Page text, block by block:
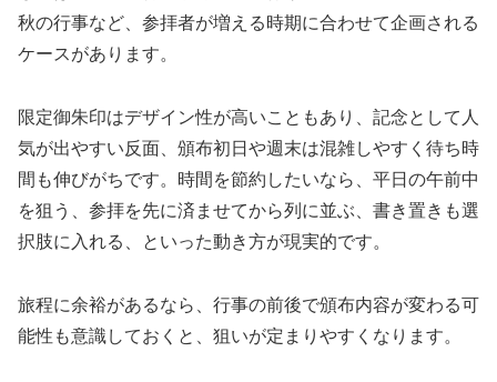
秋の行事など、参拝者が増える時期に合わせて企画される
ケースがあります。
限定御朱印はデザイン性が高いこともあり、記念として人
気が出やすい反面、頒布初日や週末は混雑しやすく待ち時
間も伸びがちです。時間を節約したいなら、平日の午前中
を狙う、参拝を先に済ませてから列に並ぶ、書き置きも選
択肢に入れる、といった動き方が現実的です。
旅程に余裕があるなら、行事の前後で頒布内容が変わる可
能性も意識しておくと、狙いが定まりやすくなります。